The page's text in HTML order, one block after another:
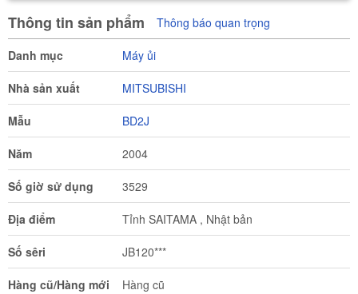
Thông tin sản phẩm Thông báo quan trọng
Danh mục Máy ủi
Nhà sản xuất MITSUBISHI
Mẫu BD2J
Năm 2004
Số giờ sử dụng 3529
Địa điểm Tỉnh SAITAMA , Nhật bản
Số sêri JB120***
Hàng cũ/Hàng mới Hàng cũ